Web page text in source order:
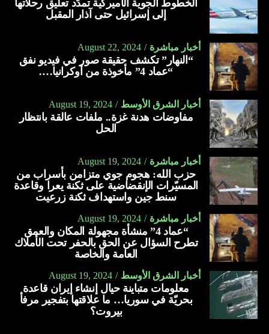
الخطوط الجوية الأميركية تمدّد تعليق رحلاتها
إلى إسرائيل حتى آذار المقبل
أخبار مباشرة August 22, 2024
“النهار” تكشف حقيقة صور في فيديو نفق
“عماد 4” مأخوذة من أوكرانيا….
أخبار الشرق الأوسط August 19, 2024
مفاوضات هدنة غزة.. ملفات عالقة بانتظار
الحل
أخبار مباشرة August 19, 2024
حزب الله: هجوم جوي متزامن بأسراب من
المسيّرات الإنقضاضية على ثكنة يعرا وقاعدة
سنط جين واستهداف ثكنة زرعيت
أخبار مباشرة August 19, 2024
“عماد 4” منشأة مجهولة المكان والعمق
تطرح السؤال عن الحق بالحفر تحت الأملاك
العامة والخاصة
أخبار الشرق الأوسط August 19, 2024
معلومات متباينة حيال إنشاء إيران قاعدة
بحريّة في سوريا… ما علاقتها بتفجير مرفأ
بيروت؟